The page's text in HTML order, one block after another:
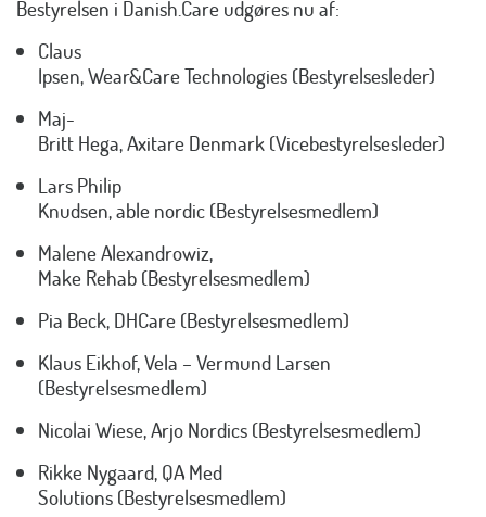
Bestyrelsen i Danish.Care udgøres nu af:
Claus
Ipsen, Wear&Care Technologies (Bestyrelsesleder)
Maj-
Britt Hega, Axitare Denmark (Vicebestyrelsesleder)
Lars Philip
Knudsen, able nordic (Bestyrelsesmedlem)
Malene Alexandrowiz,
Make Rehab (Bestyrelsesmedlem)
Pia Beck, DHCare (Bestyrelsesmedlem)
Klaus Eikhof, Vela – Vermund Larsen
(Bestyrelsesmedlem)
Nicolai Wiese, Arjo Nordics (Bestyrelsesmedlem)
Rikke Nygaard, QA Med
Solutions (Bestyrelsesmedlem)